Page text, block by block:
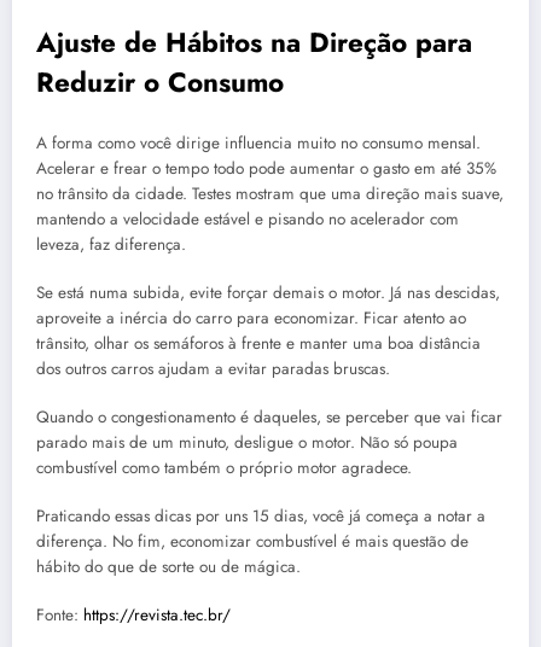
Ajuste de Hábitos na Direção para
Reduzir o Consumo
A forma como você dirige influencia muito no consumo mensal.
Acelerar e frear o tempo todo pode aumentar o gasto em até 35%
no trânsito da cidade. Testes mostram que uma direção mais suave,
mantendo a velocidade estável e pisando no acelerador com
leveza, faz diferença.
Se está numa subida, evite forçar demais o motor. Já nas descidas,
aproveite a inércia do carro para economizar. Ficar atento ao
trânsito, olhar os semáforos à frente e manter uma boa distância
dos outros carros ajudam a evitar paradas bruscas.
Quando o congestionamento é daqueles, se perceber que vai ficar
parado mais de um minuto, desligue o motor. Não só poupa
combustível como também o próprio motor agradece.
Praticando essas dicas por uns 15 dias, você já começa a notar a
diferença. No fim, economizar combustível é mais questão de
hábito do que de sorte ou de mágica.
Fonte: https://revista.tec.br/